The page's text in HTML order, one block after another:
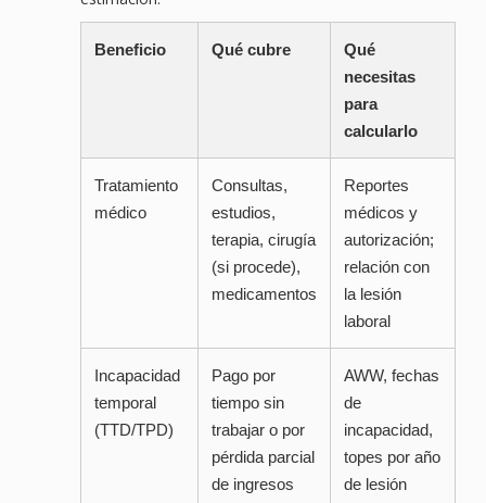
Beneficio Qué cubre
Qué
necesitas
para
calcularlo
Tratamiento
médico
Consultas,
estudios,
terapia, cirugía
(si procede),
medicamentos
Reportes
médicos y
autorización;
relación con
la lesión
laboral
Incapacidad
temporal
(TTD/TPD)
Pago por
tiempo sin
trabajar o por
pérdida parcial
de ingresos
AWW, fechas
de
incapacidad,
topes por año
de lesión